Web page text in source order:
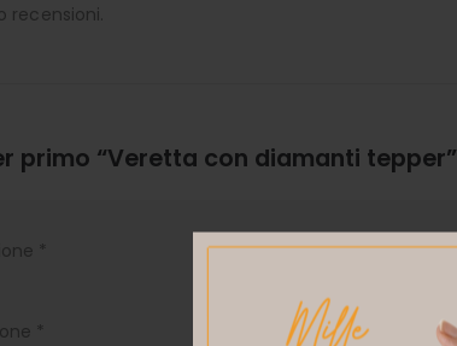
recensioni.
primo “Veretta con diamanti tepper”
*
*